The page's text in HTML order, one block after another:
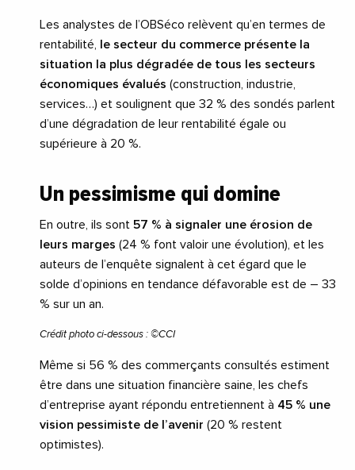
Les analystes de l’OBSéco relèvent qu’en termes de
rentabilité,
le secteur du commerce présente la
situation la plus dégradée de tous les secteurs
économiques évalués (construction, industrie,
services…) et soulignent que 32 % des sondés parlent
d’une dégradation de leur rentabilité égale ou
supérieure à 20 %.
Un pessimisme qui domine
En outre, ils sont 57 % à signaler une érosion de
leurs marges (24 % font valoir une évolution), et les
auteurs de l’enquête signalent à cet égard que le
solde d’opinions en tendance défavorable est de – 33
% sur un an.
Crédit photo ci-dessous : ©CCI
Même si 56 % des commerçants consultés estiment
être dans une situation financière saine, les chefs
d’entreprise ayant répondu entretiennent à 45 % une
vision pessimiste de l’avenir (20 % restent
optimistes).